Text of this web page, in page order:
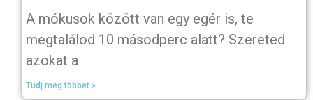
A mókusok között van egy egér is, te
megtalálod 10 másodperc alatt? Szereted
azokat a
Tudj meg többet »